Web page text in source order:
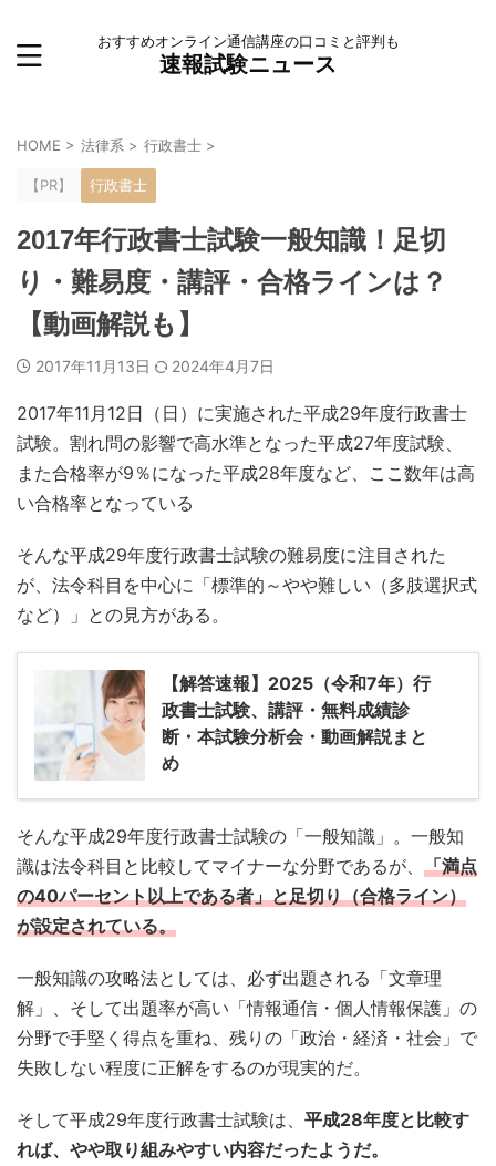
おすすめオンライン通信講座の口コミと評判も
速報試験ニュース
HOME > 法律系 > 行政書士 >
【PR】 行政書士
2017年行政書士試験一般知識！足切
り・難易度・講評・合格ラインは？
【動画解説も】
2017年11月13日 2024年4月7日
2017年11月12日（日）に実施された平成29年度行政書士
試験。割れ問の影響で高水準となった平成27年度試験、
また合格率が9％になった平成28年度など、ここ数年は高
い合格率となっている
そんな平成29年度行政書士試験の難易度に注目された
が、法令科目を中心に「標準的～やや難しい（多肢選択式
など）」との見方がある。
【解答速報】2025（令和7年）行
政書士試験、講評・無料成績診
断・本試験分析会・動画解説まと
め
そんな平成29年度行政書士試験の「一般知識」。一般知
識は法令科目と比較してマイナーな分野であるが、 「満点
の40パーセント以上である者」と足切り（合格ライン）
が設定されている。
一般知識の攻略法としては、必ず出題される「文章理
解」、そして出題率が高い「情報通信・個人情報保護」の
分野で手堅く得点を重ね、残りの「政治・経済・社会」で
失敗しない程度に正解をするのが現実的だ。
そして平成29年度行政書士試験は、 平成28年度と比較す
れば、やや取り組みやすい内容だったようだ。